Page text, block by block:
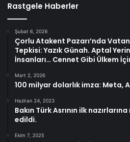
Rastgele Haberler
Şubat 6, 2026
Çorlu Atakent Pazarı’nda
Tepkisi: Yazık Günah. Aptal
İnsanları… Cennet Gibi Ülkem
Mart 2, 2026
100 milyar dolarlık imza: Meta,
Haziran 24, 2023
Bakın Türk Asrının ilk
edildi.
Ekim 7, 2025